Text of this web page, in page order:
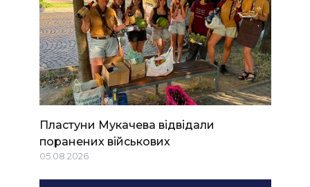
Пластуни Мукачева відвідали
поранених військових
05.08.2026